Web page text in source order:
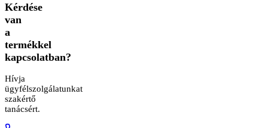
Kérdése
van
a
termékkel
kapcsolatban?
Hívja
ügyfélszolgálatunkat
szakértő
tanácsért.